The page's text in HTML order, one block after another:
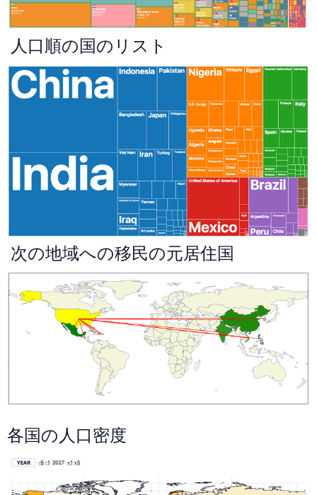
人口順の国のリスト
次の地域への移民の元居住国
各国の人口密度